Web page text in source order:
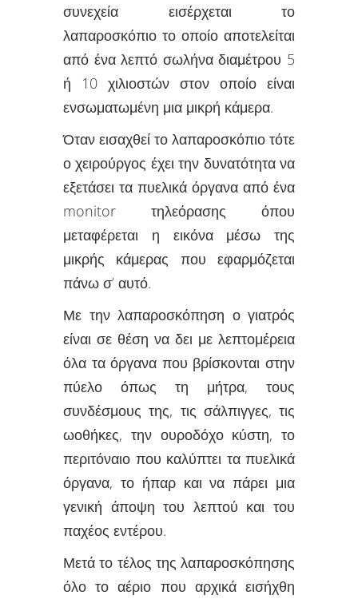
συνεχεία εισέρχεται το
λαπαροσκόπιο το οποίο αποτελείται
από ένα λεπτό σωλήνα διαμέτρου 5
ή 10 χιλιοστών στον οποίο είναι
ενσωματωμένη μια μικρή κάμερα.
Όταν εισαχθεί το λαπαροσκόπιο τότε
ο χειρούργος έχει την δυνατότητα να
εξετάσει τα πυελικά όργανα από ένα
monitor τηλεόρασης όπου
μεταφέρεται η εικόνα μέσω της
μικρής κάμερας που εφαρμόζεται
πάνω σ’ αυτό.
Με την λαπαροσκόπηση ο γιατρός
είναι σε θέση να δει με λεπτομέρεια
όλα τα όργανα που βρίσκονται στην
πύελο όπως τη μήτρα, τους
συνδέσμους της, τις σάλπιγγες, τις
ωοθήκες, την ουροδόχο κύστη, το
περιτόναιο που καλύπτει τα πυελικά
όργανα, το ήπαρ και να πάρει μια
γενική άποψη του λεπτού και του
παχέος εντέρου.
Μετά το τέλος της λαπαροσκόπησης
όλο το αέριο που αρχικά εισήχθη